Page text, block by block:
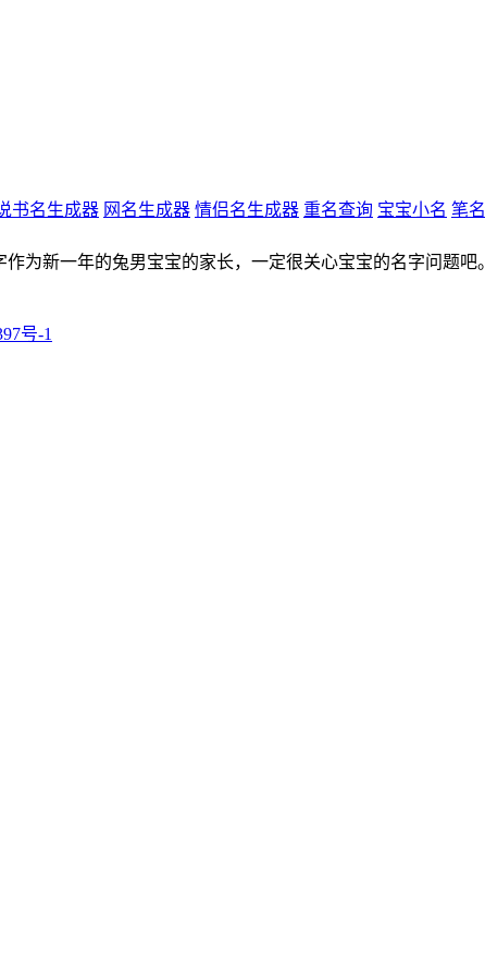
书名生成器 网名生成器 情侣名生成器 重名查询 宝宝小名 笔
为新一年的兔男宝宝的家长，一定很关心宝宝的名字问题
号-1